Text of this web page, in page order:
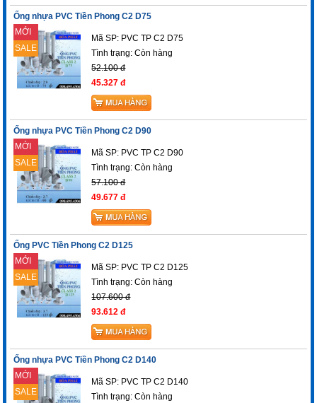
Ống nhựa PVC Tiền Phong C2 D75
MỚI
SALE
Mã SP: PVC TP C2 D75
Tình trạng:Còn hàng
52.100 đ
45.327 đ
Ống nhựa PVC Tiền Phong C2 D90
MỚI
SALE
Mã SP: PVC TP C2 D90
Tình trạng:Còn hàng
57.100 đ
49.677 đ
Ống PVC Tiền Phong C2 D125
MỚI
SALE
Mã SP: PVC TP C2 D125
Tình trạng:Còn hàng
107.600 đ
93.612 đ
Ống nhựa PVC Tiền Phong C2 D140
MỚI
SALE
Mã SP: PVC TP C2 D140
Tình trạng:Còn hàng